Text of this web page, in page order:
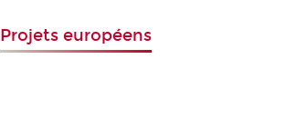
Projets européens